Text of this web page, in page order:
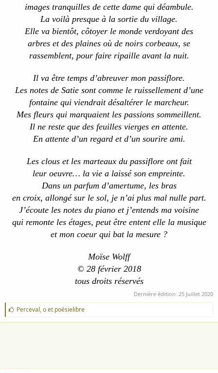
images tranquilles de cette dame qui déambule.
La voilà presque à la sortie du village.
Elle va bientôt, côtoyer le monde verdoyant des
arbres et des plaines où de noirs corbeaux, se
rassemblent, pour faire ripaille avant la nuit.
Il va être temps d’abreuver mon passiflore.
Les notes de Satie sont comme le ruissellement d’une
fontaine qui viendrait désaltérer le marcheur.
Mes fleurs qui marquaient les passions sommeillent.
Il ne reste que des feuilles vierges en attente.
En attente d’un regard et d’un sourire ami.
Les clous et les marteaux du passiflore ont fait
leur oeuvre… la vie a laissé son empreinte.
Dans un parfum d’amertume, les bras
en croix, allongé sur le sol, je n’ai plus mal nulle part.
J’écoute les notes du piano et j’entends ma voisine
qui remonte les étages, peut être entent elle la musique
et mon coeur qui bat la mesure ?
Moïse Wolff
© 28 février 2018
tous droits réservés
Dernière édition: 25 Juillet 2020
J
'
a
Perceval,oet poésielibre